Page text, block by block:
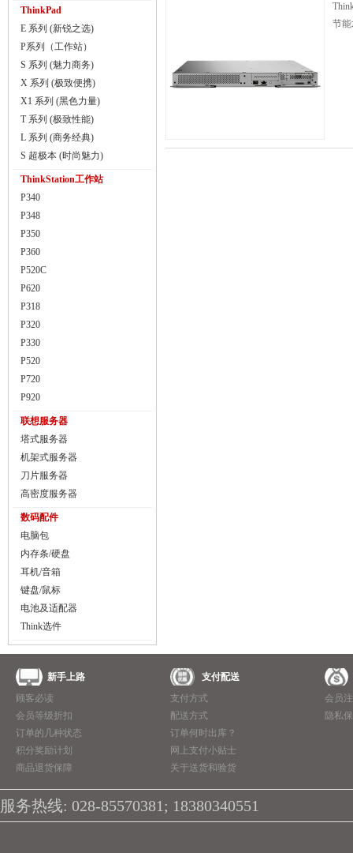
ThinkPad
E 系列 (新锐之选)
P系列（工作站）
S 系列 (魅力商务)
X 系列 (极致便携)
X1 系列 (黑色力量)
T 系列 (极致性能)
L 系列 (商务经典)
S 超极本 (时尚魅力)
ThinkStation工作站
P340
P348
P350
P360
P520C
P620
P318
P320
P330
P520
P720
P920
联想服务器
塔式服务器
机架式服务器
刀片服务器
高密度服务器
数码配件
电脑包
内存条/硬盘
耳机/音箱
键盘/鼠标
电池及适配器
Think选件
节
新手上路
顾客必读
会员等级折扣
订单的几种状态
积分奖励计划
商品退货保障
支付配送
支付方式
配送方式
订单何时出库？
网上支付小贴士
关于送货和验货
会员
隐私
服务热线: 028-85570381; 18380340551